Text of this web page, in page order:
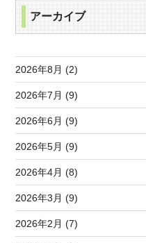
アーカイブ
2026年8月 (2)
2026年7月 (9)
2026年6月 (9)
2026年5月 (9)
2026年4月 (8)
2026年3月 (9)
2026年2月 (7)